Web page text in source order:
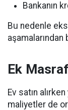
Bankanın
Bu nedenle
Ek
Ev satın
maliyetler de